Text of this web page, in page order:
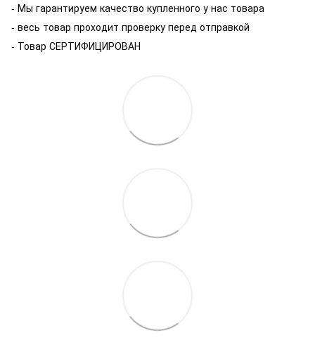
- Мы гарантируем качество купленного у нас товара
- весь товар проходит проверку перед отправкой
- Товар СЕРТИФИЦИРОВАН